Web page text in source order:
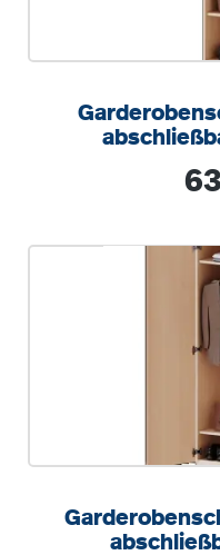
abschließbar, rechts,